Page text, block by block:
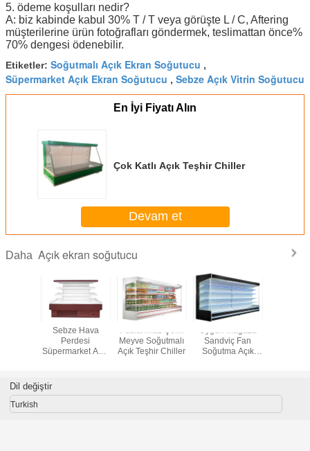
5. ödeme koşulları nedir?
A: biz kabinde kabul 30% T / T veya görüşte L / C, Aftering
müşterilerine ürün fotoğrafları göndermek, teslimattan önce%
70% dengesi ödenebilir.
Etiketler: Soğutmalı Açık Ekran Soğutucu ,
Süpermarket Açık Ekran Soğutucu , Sebze Açık Vitrin Soğutucu
En İyi Fiyatı Alın
Çok Katlı Açık Teşhir Chiller
Devam et
Daha Açık ekran soğutucu
Sebze Hava
Perdesi
Süpermarket Açık
Paslanmaz Çelik
Meyve Soğutmalı
Açık Teşhir Chiller
Uygun Mağaza
Sandviç Fan
Soğutma Açık
Dil değiştir
Turkish